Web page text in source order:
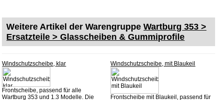
Weitere Artikel der WarengruppeWartburg 353 >
Ersatzteile > Glasscheiben & Gummiprofile
Windschutzscheibe, klar
Frontscheibe, passend für alle
Wartburg 353 und 1.3 Modelle. Die
Windschutzscheibe, mit Blaukeil
Frontscheibe mit Blaukeil, passend für